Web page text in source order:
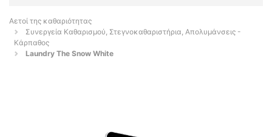
Αετοί της καθαριότητας
Συνεργεία Καθαρισμού, Στεγνοκαθαριστήρια, Απολυμάνσεις -
Κάρπαθος
Laundry The Snow White